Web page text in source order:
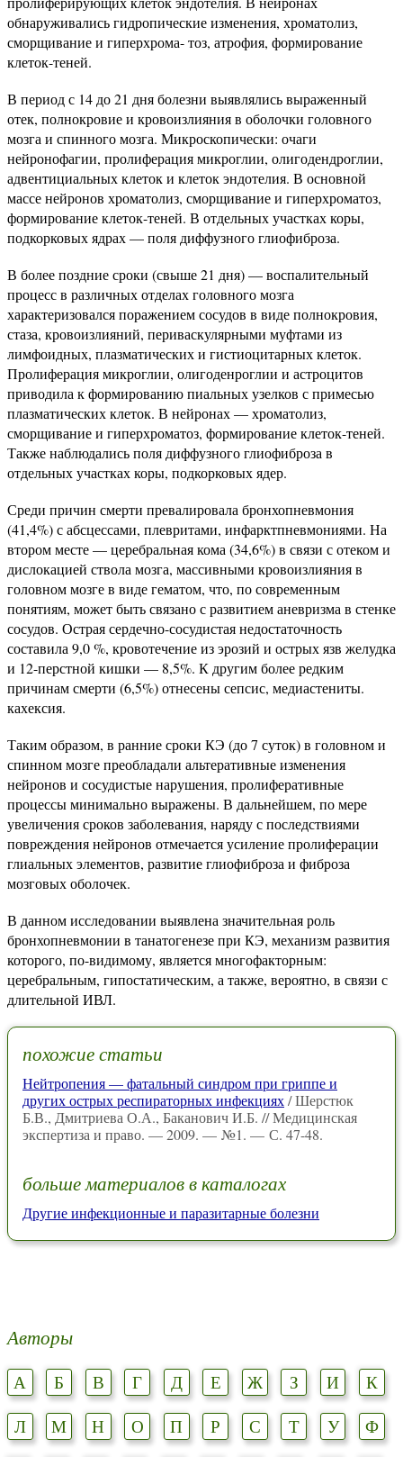
обнаруживались гидропические изменения, хроматолиз,
сморщивание и гиперхрома- тоз, атрофия, формирование
клеток-теней.
В период с 14 до 21 дня болезни выявлялись выраженный
отек, полнокровие и кровоизлияния в оболочки головного
мозга и спинного мозга. Микроскопически: очаги
нейронофагии, пролиферация микроглии, олигодендроглии,
адвентициальных клеток и клеток эндотелия. В основной
массе нейронов хроматолиз, сморщивание и гиперхроматоз,
формирование клеток-теней. В отдельных участках коры,
подкорковых ядрах — поля диффузного глиофиброза.
В более поздние сроки (свыше 21 дня) — воспалительный
процесс в различных отделах головного мозга
характеризовался поражением сосудов в виде полнокровия,
стаза, кровоизлияний, периваскулярными муфтами из
лимфоидных, плазматических и гистиоцитарных клеток.
Пролиферация микроглии, олигоденроглии и астроцитов
приводила к формированию пиальных узелков с примесью
плазматических клеток. В нейронах — хроматолиз,
сморщивание и гиперхроматоз, формирование клеток-теней.
Также наблюдались поля диффузного глиофиброза в
отдельных участках коры, подкорковых ядер.
Среди причин смерти превалировала бронхопневмония
(41,4%) с абсцессами, плевритами, инфарктпневмониями. На
втором месте — церебральная кома (34,6%) в связи с отеком и
дислокацией ствола мозга, массивными кровоизлияния в
головном мозге в виде гематом, что, по современным
понятиям, может быть связано с развитием аневризма в стенке
сосудов. Острая сердечно-сосудистая недостаточность
составила 9,0 %, кровотечение из эрозий и острых язв желудка
и 12-перстной кишки — 8,5%. К другим более редким
причинам смерти (6,5%) отнесены сепсис, медиастениты.
кахексия.
Таким образом, в ранние сроки КЭ (до 7 суток) в головном и
спинном мозге преобладали альтеративные изменения
нейронов и сосудистые нарушения, пролиферативные
процессы минимально выражены. В дальнейшем, по мере
увеличения сроков заболевания, наряду с последствиями
повреждения нейронов отмечается усиление пролиферации
глиальных элементов, развитие глиофиброза и фиброза
мозговых оболочек.
В данном исследовании выявлена значительная роль
бронхопневмонии в танатогенезе при КЭ, механизм развития
которого, по-видимому, является многофакторным:
церебральным, гипостатическим, а также, вероятно, в связи с
длительной ИВЛ.
похожие статьи
Нейтропения — фатальный синдром при гриппе и
других острых респираторных инфекциях/ Шерстюк
Б.В., Дмитриева О.А., Баканович И.Б. // Медицинская
экспертиза и право. — 2009. — №1. — С. 47-48.
больше материалов в каталогах
Другие инфекционные и паразитарные болезни
Авторы
А Б В Г Д Е Ж З И
К
Л
М Н О П Р С Т У
Ф